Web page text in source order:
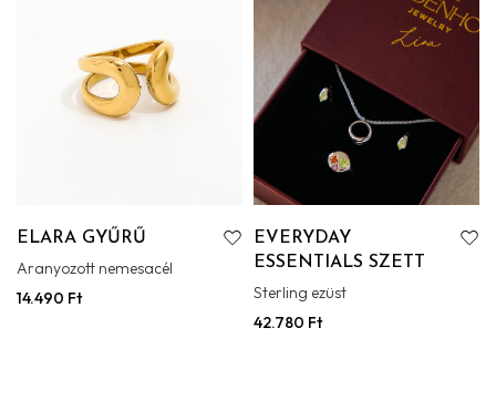
ELARA GYŰRŰ
Aranyozott nemesacél
14.490 Ft
EVERYDAY
ESSENTIALS SZETT
Sterling ezüst
42.780 Ft